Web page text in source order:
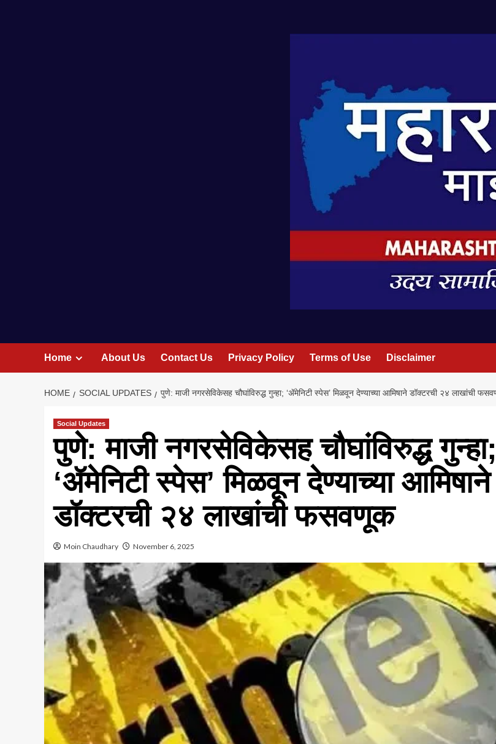
Home About Us Contact Us Privacy Policy Terms of Use Disclaimer
HOME SOCIAL UPDATES पुणे: माजी नगरसेविकेसह चौघांविरुद्ध गुन्हा; ‘ॲमेनिटी स्पेस’ मिळवून देण्याच्या आमिषाने डॉक्टरची २४ लाखांची
Social Updates
पुणे: माजी नगरसेविकेसह चौघांविरुद्ध गुन्हा;
‘ॲमेनिटी स्पेस’ मिळवून देण्याच्या आमिषाने
डॉक्टरची २४ लाखांची फसवणूक
Moin Chaudhary November 6, 2025